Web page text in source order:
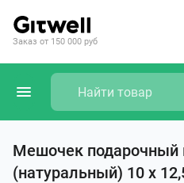
Заказ от 150 000 руб
Мешочек подарочный
(натуральный) 10 х